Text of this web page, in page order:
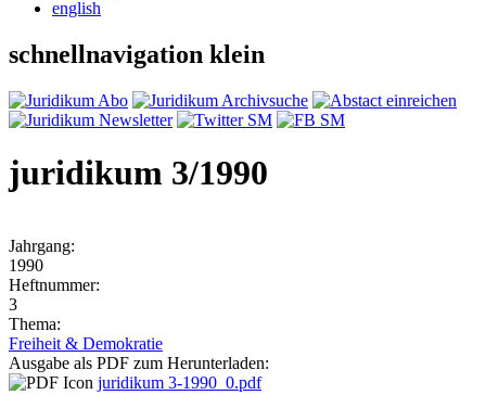
english
schnellnavigation klein
juridikum 3/1990
Jahrgang:
1990
Heftnummer:
3
Thema:
Freiheit & Demokratie
Ausgabe als PDF zum Herunterladen:
juridikum 3-1990_0.pdf